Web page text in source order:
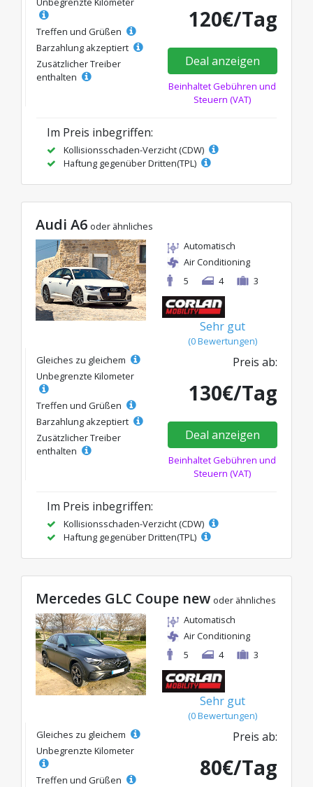
Treffen und Grüßen
Barzahlung akzeptiert
Zusätzlicher Treiber
enthalten
120€/Tag
Deal anzeigen
Beinhaltet Gebühren und
Steuern (VAT)
Im Preis inbegriffen:
Kollisionsschaden-Verzicht (CDW)
Haftung gegenüber Dritten(TPL)
Audi A6 oder ähnliches
Automatisch
Air Conditioning
5
4 3
Sehr gut
(0 Bewertungen)
Gleiches zu gleichem
Unbegrenzte Kilometer
Treffen und Grüßen
Barzahlung akzeptiert
Zusätzlicher Treiber
enthalten
Preis ab:
130€/Tag
Deal anzeigen
Beinhaltet Gebühren und
Steuern (VAT)
Im Preis inbegriffen:
Kollisionsschaden-Verzicht (CDW)
Haftung gegenüber Dritten(TPL)
Mercedes GLC Coupe new oder ähnliches
Automatisch
Air Conditioning
5
4 3
Sehr gut
(0 Bewertungen)
Gleiches zu gleichem
Unbegrenzte Kilometer
Treffen und Grüßen
Preis ab:
80€/Tag